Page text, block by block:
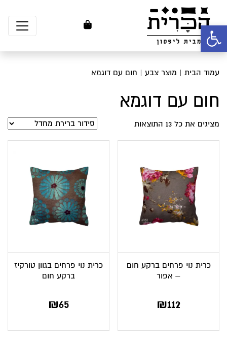
פתח סרגל נגישות
עמוד הבית | מוצר צבע | חום עם דוגמא
חום עם דוגמא
מציגים את כל ⁦13⁩ התוצאות
כרית נוי פרחים ברקע חום
– אפור
₪112
כרית נוי פרחים בגוון טורקיז
ברקע חום
₪65